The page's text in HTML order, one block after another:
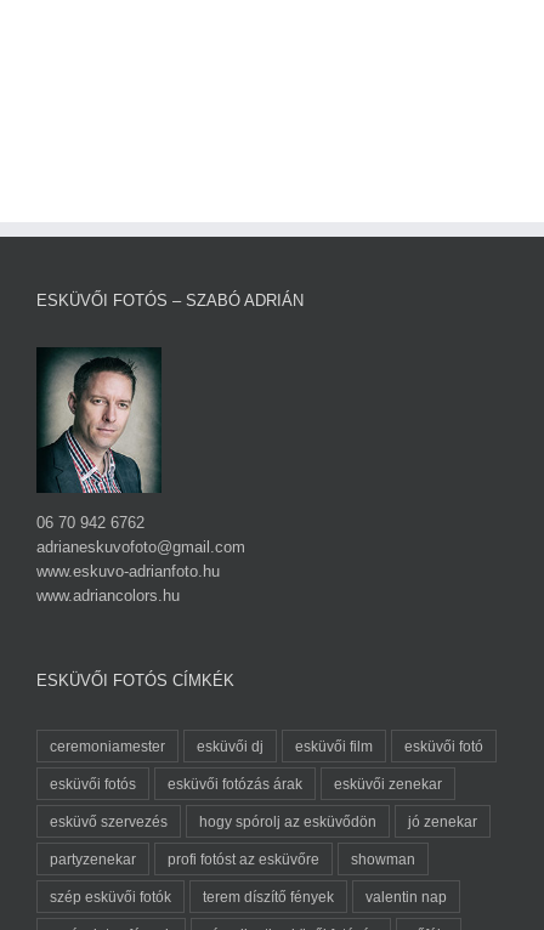
ESKÜVŐI FOTÓS – SZABÓ ADRIÁN
06 70 942 6762
adrianeskuvofoto@gmail.com
www.eskuvo-adrianfoto.hu
www.adriancolors.hu
ESKÜVŐI FOTÓS CÍMKÉK
ceremoniamester esküvői dj esküvői film esküvői fotó
esküvői fotós esküvői fotózás árak esküvői zenekar
esküvő szervezés hogy spórolj az esküvődön jó zenekar
partyzenekar profi fotóst az esküvőre showman
szép esküvői fotók terem díszítő fények valentin nap